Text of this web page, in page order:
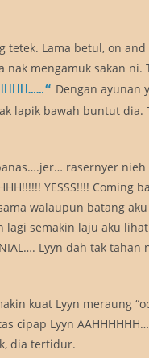
Lama betul, on
mengamuk sakan ni.
Dengan ayunan
lapik bawah buntut
rasernyer
YESSS!!!! Coming
walaupun batang
lagi semakin laju aku
Lyyn dah tak tahan
kuat Lyyn meraung
cipap Lyyn
dia tertidur.